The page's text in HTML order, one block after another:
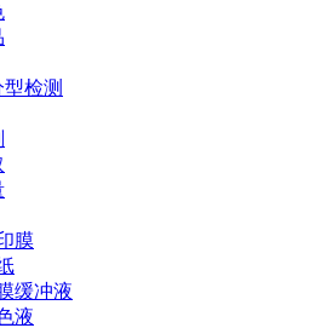
检测
膜
缓冲液
液